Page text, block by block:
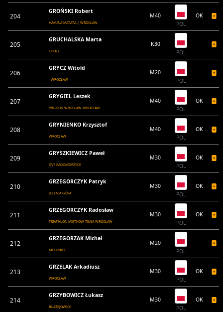
204
GROŃSKI Robert
HAKUNA MATATA :) WROCŁAW
M40
POL
OK
205
GRUCHALSKA Marta
OPOLE
K30
POL
206
GRYCZ Witold
- WROCŁAW
M20
POL
207
GRYGIEL Leszek
PRO-RUN WROCŁAW WROCŁAW
M40
POL
OK
208
GRYNIENKO Krzysztof
WROCLAW
M40
POL
OK
209
GRYSZKIEWICZ Paweł
GVT RADOMIERZYCE
M30
POL
OK
210
GRZEGORCZYK Patryk
JELENIA GÓRA
M30
POL
OK
211
GRZEGORCZYK Radosław
TRIATHLON MIETKÓW TEAM WROCŁAW
M30
POL
OK
212
GRZEGORZAK Michał
MECHNICE
M20
POL
213
GRZELAK Arkadiusz
WROCŁAW
M30
POL
OK
214
GRZYBOWICZ Łukasz
BŁAŻEJOWICE
M30
POL
OK